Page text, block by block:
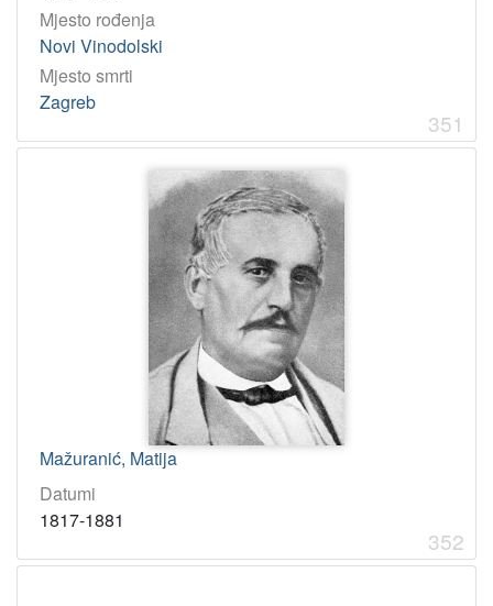
Mjesto rođenja
Novi Vinodolski
Mjesto smrti
Zagreb
351
Mažuranić, Matija
Datumi
1817-1881
352